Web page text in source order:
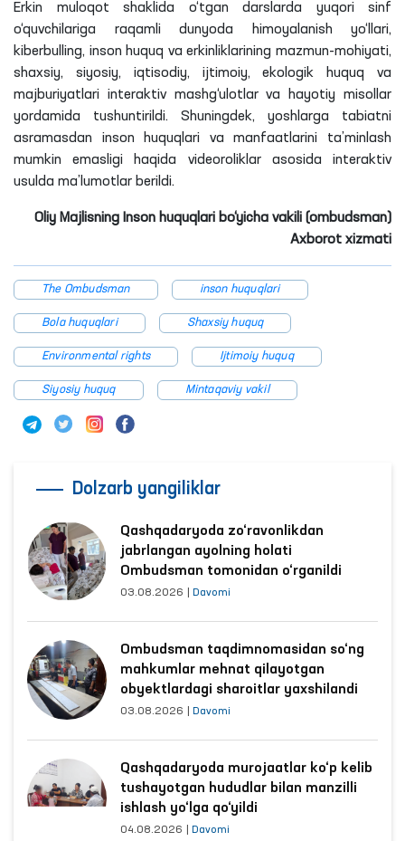
Erkin muloqot shaklida o‘tgan darslarda yuqori sinf
o‘quvchilariga raqamli dunyoda himoyalanish yo‘llari,
kiberbulling, inson huquq va erkinliklarining mazmun-mohiyati,
shaxsiy, siyosiy, iqtisodiy, ijtimoiy, ekologik huquq va
majburiyatlari interaktiv mashg‘ulotlar va hayotiy misollar
yordamida tushuntirildi. Shuningdek, yoshlarga tabiatni
asramasdan inson huquqlari va manfaatlarini ta’minlash
mumkin emasligi haqida videoroliklar asosida interaktiv
usulda ma’lumotlar berildi.
Oliy Majlisning Inson huquqlari bo‘yicha vakili (ombudsman)
Axborot xizmati
The Ombudsman inson huquqlari
Bola huquqlari Shaxsiy huquq
Environmental rights Ijtimoiy huquq
Siyosiy huquq Mintaqaviy vakil
Dolzarb yangiliklar
Qashqadaryoda zo‘ravonlikdan
jabrlangan ayolning holati
Ombudsman tomonidan o‘rganildi
03.08.2026 Davomi
Ombudsman taqdimnomasidan so‘ng
mahkumlar mehnat qilayotgan
obyektlardagi sharoitlar yaxshilandi
03.08.2026 Davomi
Qashqadaryoda murojaatlar ko‘p kelib
tushayotgan hududlar bilan manzilli
ishlash yo‘lga qo‘yildi
04.08.2026 Davomi